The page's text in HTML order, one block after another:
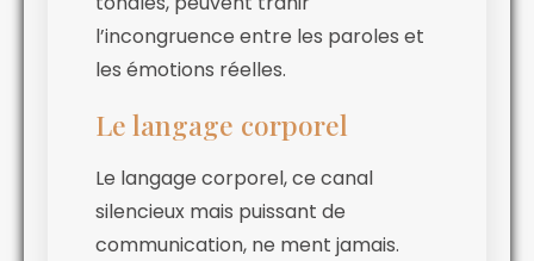
l’incongruence entre les paroles et
les émotions réelles.
Le langage corporel
Le langage corporel, ce canal
silencieux mais puissant de
communication, ne ment jamais.